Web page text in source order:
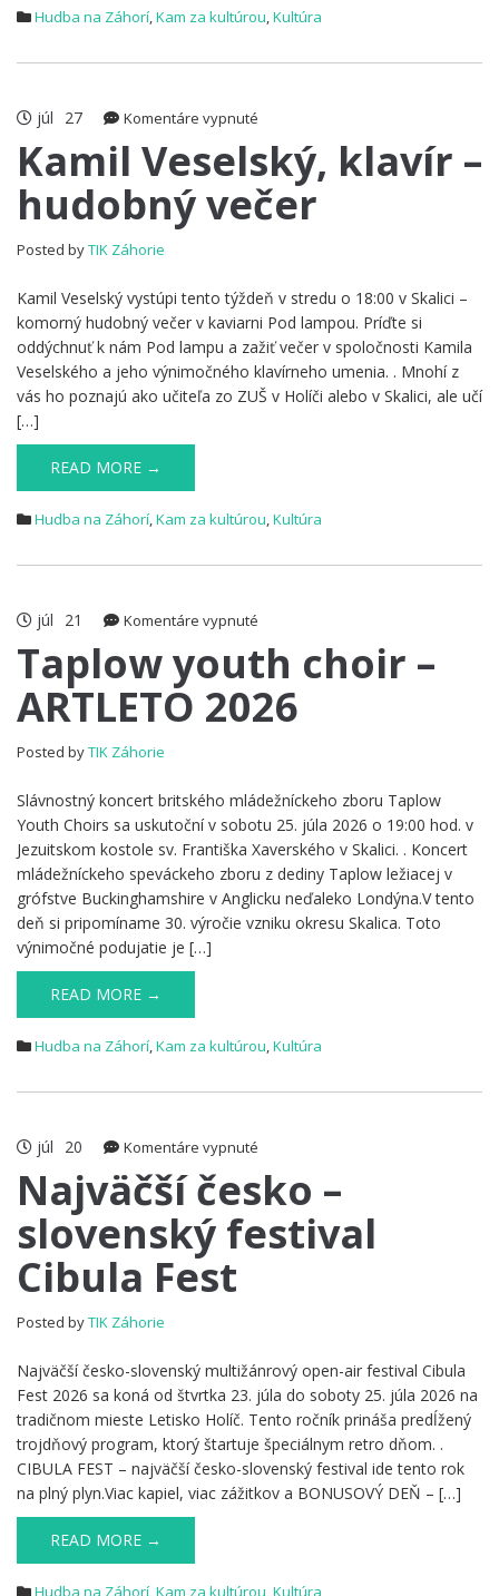
Hudba na Záhorí,Kam za kultúrou,Kultúra
júl 27 Komentáre vypnuté
Veselský,
klavír
–
Kamil Veselský, klavír –
hudobný večer
Posted byTIK Záhorie
Kamil Veselský vystúpi tento týždeň v stredu o 18:00 v Skalici –
komorný hudobný večer v kaviarni Pod lampou. Príďte si
oddýchnuť k nám Pod lampu a zažiť večer v spoločnosti Kamila
Veselského a jeho výnimočného klavírneho umenia. . Mnohí z
vás ho poznajú ako učiteľa zo ZUŠ v Holíči alebo v Skalici, ale učí
[…]
READ MORE →
Hudba na Záhorí,Kam za kultúrou,Kultúra
júl 21 Komentáre vypnuté
youth
choir
–
Taplow youth choir –
ARTLETO 2026
Posted byTIK Záhorie
Slávnostný koncert britského mládežníckeho zboru Taplow
Youth Choirs sa uskutoční v sobotu 25. júla 2026 o 19:00 hod. v
Jezuitskom kostole sv. Františka Xaverského v Skalici. . Koncert
mládežníckeho speváckeho zboru z dediny Taplow ležiacej v
grófstve Buckinghamshire v Anglicku neďaleko Londýna.V tento
deň si pripomíname 30. výročie vzniku okresu Skalica. Toto
výnimočné podujatie je […]
READ MORE →
Hudba na Záhorí,Kam za kultúrou,Kultúra
júl 20 Komentáre vypnuté
česko
slovenský
Najväčší česko –
slovenský festival
Cibula Fest
Posted byTIK Záhorie
Najväčší česko-slovenský multižánrový open-air festival Cibula
Fest 2026 sa koná od štvrtka 23. júla do soboty 25. júla 2026 na
tradičnom mieste Letisko Holíč. Tento ročník prináša predĺžený
trojdňový program, ktorý štartuje špeciálnym retro dňom. .
CIBULA FEST – najväčší česko-slovenský festival ide tento rok
na plný plyn.Viac kapiel, viac zážitkov a BONUSOVÝ DEŇ – […]
READ MORE →
Hudba na Záhorí,Kam za kultúrou,Kultúra